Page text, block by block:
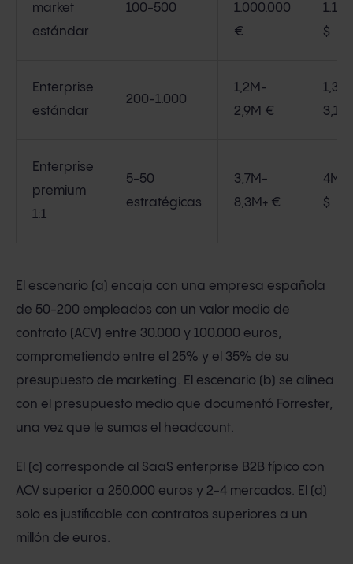
market
estándar
100-500
1.000.000
€
$
Enterprise
estándar
200-1.000
1,2M-
2,9M €
3,1M
Enterprise
premium
1:1
5-50
estratégicas
3,7M-
8,3M+ €
4M-
$
El escenario (a) encaja con una empresa española
de 50-200 empleados con un valor medio de
contrato (ACV) entre 30.000 y 100.000 euros,
comprometiendo entre el 25% y el 35% de su
presupuesto de marketing. El escenario (b) se alinea
con el presupuesto medio que documentó Forrester,
una vez que le sumas el headcount.
El (c) corresponde al SaaS enterprise B2B típico con
ACV superior a 250.000 euros y 2-4 mercados. El (d)
solo es justificable con contratos superiores a un
millón de euros.